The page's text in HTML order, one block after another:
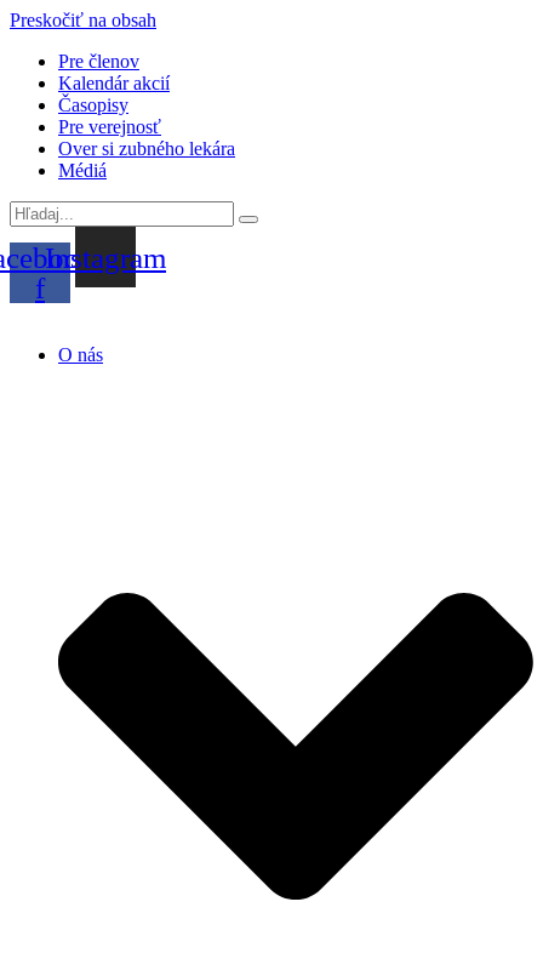
Preskočiť na obsah
Pre členov
Kalendár akcií
Časopisy
Pre verejnosť
Over si zubného lekára
Médiá
f
Instagram
O nás